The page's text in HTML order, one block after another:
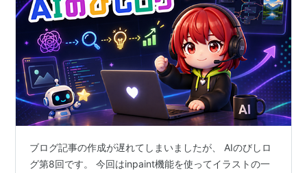
ブログ記事の作成が遅れてしまいましたが、 AIのびしロ
グ第8回です。 今回はinpaint機能を使ってイラストの一